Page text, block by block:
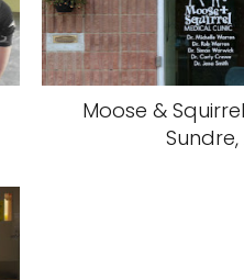
Moose &